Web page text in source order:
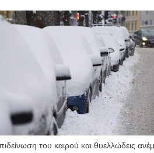
του καιρού και θυελλώδεις